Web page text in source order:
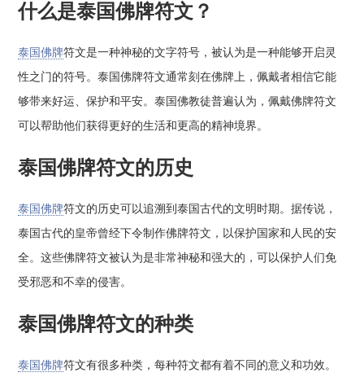
什么是泰国佛牌符文？
泰国佛牌符文是一种神秘的文字符号，被认为是一种能够开启灵
性之门的符号。泰国佛牌符文通常刻在佛牌上，佩戴者相信它能
够带来好运、保护和平安。泰国佛教徒普遍认为，佩戴佛牌符文
可以帮助他们获得更好的生活和更高的精神境界。
泰国佛牌符文的历史
泰国佛牌符文的历史可以追溯到泰国古代的文明时期。据传说，
泰国古代的皇帝曾经下令制作佛牌符文，以保护国家和人民的安
全。这些佛牌符文被认为是非常神秘和强大的，可以保护人们免
受邪恶和不幸的侵害。
泰国佛牌符文的种类
泰国佛牌符文有很多种类，每种符文都有着不同的意义和功效。